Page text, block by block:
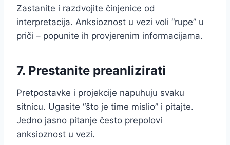
Zastanite i razdvojite činjenice od
interpretacija. Anksioznost u vezi voli “rupe” u
priči – popunite ih provjerenim informacijama.
7. Prestanite preanlizirati
Pretpostavke i projekcije napuhuju svaku
sitnicu. Ugasite “što je time mislio” i pitajte.
Jedno jasno pitanje često prepolovi
anksioznost u vezi.